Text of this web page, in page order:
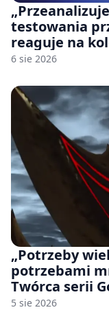
testowania
reaguje na
udziałem
6 sie 2026
„Potrzeby
potrzebami
Twórca serii
rozumie,
5 sie 2026